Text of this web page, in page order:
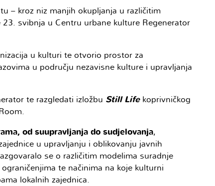
– kroz niz manjih okupljanja u različitim
svibnja u Centru urbane kulture Regenerator
u kulturi te otvorio prostor za
u području nezavisne kulture i upravljanja
te razgledati izložbu Still Lifekoprivničkog
od suupravljanja do sudjelovanja,
u upravljanju i oblikovanju javnih
se o različitim modelima suradnje
te načinima na koje kulturni
lokalnih zajednica.